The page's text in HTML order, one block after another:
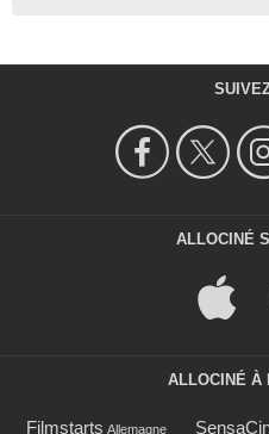
ALLOCINÉ
ALLOCINÉ À
Filmstarts Allemagne